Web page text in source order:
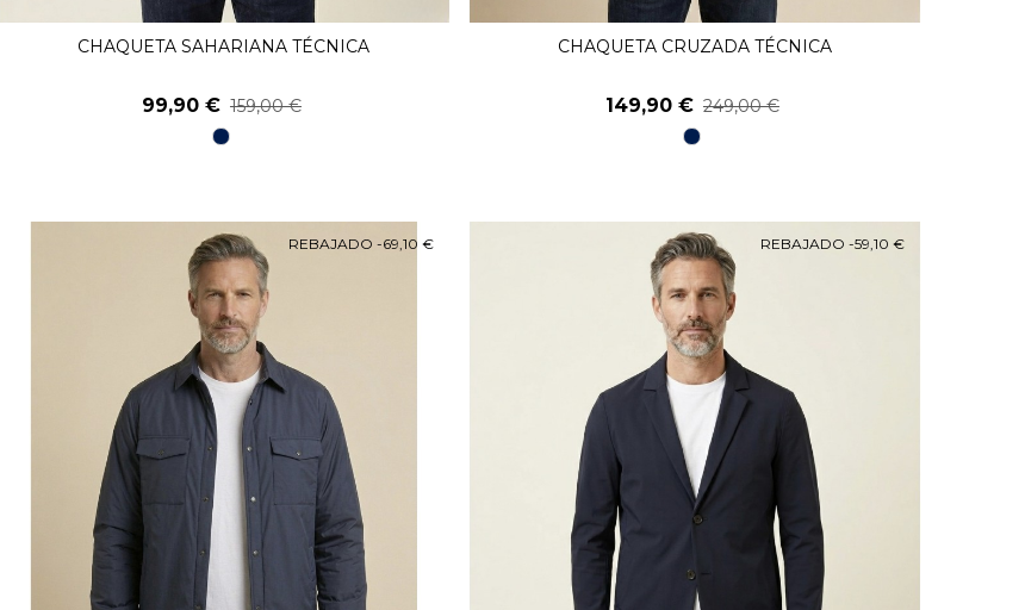
Ver Más
CHAQUETA SAHARIANA TÉCNICA
99,90 € 159,00 €
98
Ver Más
CHAQUETA CRUZADA TÉCNICA
149,90 € 249,00 €
98
REBAJADO -69,10 € REBAJADO -59,10 €